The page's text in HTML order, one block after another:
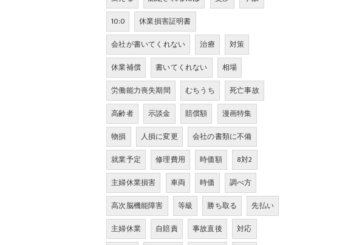
10:0
休業損害証明書
会社が書いてくれない
治療
対策
休業補償
書いてくれない
相場
労働能力喪失期間
むちうち
死亡事故
高齢者
示談金 賠償額
漫画特集
物損
人損に変更
会社の書類に不備
就業予定
修理費用 時価額
8対2
主婦休業損害
車両 時価
調べ方
高次脳機能障害
等級 勝ち取る
先払い
主婦休業
自賠責 事故直後
対応